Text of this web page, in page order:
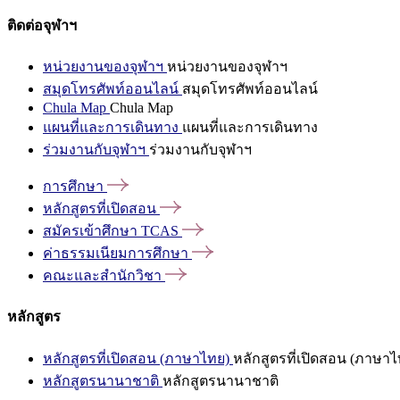
ติดต่อจุฬาฯ
หน่วยงานของจุฬาฯ หน่วยงานของจุฬาฯ
สมุดโทรศัพท์ออนไลน์ สมุดโทรศัพท์ออนไลน์
Chula Map Chula Map
แผนที่และการเดินทาง แผนที่และการเดินทาง
ร่วมงานกับจุฬาฯ ร่วมงานกับจุฬาฯ
การศึกษา
หลักสูตรที่เปิดสอน
สมัครเข้าศึกษา TCAS
ค่าธรรมเนียมการศึกษา
คณะและสำนักวิชา
หลักสูตร
หลักสูตรที่เปิดสอน (ภาษาไทย) หลักสูตรที่เปิดสอน (ภาษาไ
หลักสูตรนานาชาติ หลักสูตรนานาชาติ